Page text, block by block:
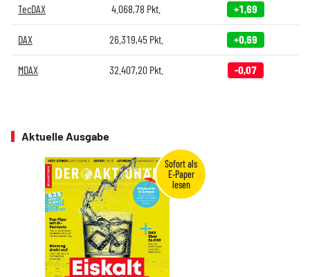
TecDAX 4.068,78 Pkt. +1,69
DAX 26.319,45Pkt. +0,69
MDAX 32.407,20Pkt. -0,07
Aktuelle Ausgabe